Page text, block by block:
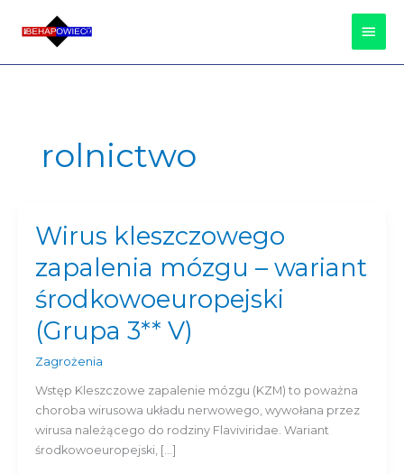
rolnictwo
Wirus kleszczowego
zapalenia mózgu – wariant
środkowoeuropejski
(Grupa 3** V)
Zagrożenia
Wstęp Kleszczowe zapalenie mózgu (KZM) to poważna
choroba wirusowa układu nerwowego, wywołana przez
wirusa należącego do rodziny Flaviviridae. Wariant
środkowoeuropejski, […]
Wirus
kleszczowego
zapalenia
mózgu
–
wariant
środkowoeuropejski
(Grupa
3**
V)